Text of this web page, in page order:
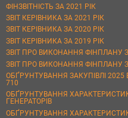
ФІНЗВІТНІСТЬ ЗА 2021 РІК
ЗВІТ КЕРІВНИКА ЗА 2021 РІК
ЗВІТ КЕРІВНИКА ЗА 2020 РІК
ЗВІТ КЕРІВНИКА ЗА 2019 РІК
ЗВІТ ПРО ВИКОНАННЯ ФІНПЛАНУ
ЗВІТ ПРО ВИКОНАННЯ ФІНПЛАНУ
ОБҐРУНТУВАННЯ ЗАКУПІВЛІ 2025
710
ОБҐРУНТУВАННЯ
ГЕНЕРАТОРІВ
ОБҐРУНТУВАННЯ